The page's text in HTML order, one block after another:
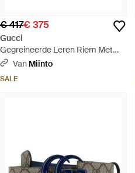
€ 417€ 375
Gucci
Gegreineerde Leren Riem Met
Logo - Zwart
Van Miinto
SALE